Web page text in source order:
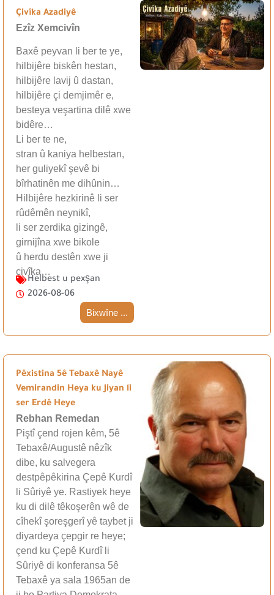
Çivîka Azadiyê
Ezîz Xemcivîn
Baxê peyvan li ber te ye,
hilbijêre biskên hestan,
hilbijêre lavij û dastan,
hilbijêre çi demjimêr e,
besteya veşartina dilê xwe
bidêre…
Li ber te ne,
stran û kaniya helbestan,
her guliyekî şevê bi
bîrhatinên me dihûnin…
Hilbijêre hezkirinê li ser
rûdêmên neynikî,
li ser zerdika gizingê,
girnijîna xwe bikole
û herdu destên xwe ji
çivîka…
Helbest u pexşan
2026-08-06
Bixwîne ...
Pêxistina 5ê Tebaxê Nayê
Vemirandin Heya ku Jiyan li
ser Erdê Heye
Rebhan Remedan
Piştî çend rojen kêm, 5ê
Tebaxê/Augustê nêzîk
dibe, ku salvegera
destpêpêkirina Çepê Kurdî
li Sûriyê ye. Rastiyek heye
ku di dilê têkoşerên wê de
cîhekî şoreşgerî yê taybet ji
diyardeya çepgir re heye;
çend ku Çepê Kurdî li
Sûriyê di konferansa 5ê
Tebaxê ya sala 1965an de